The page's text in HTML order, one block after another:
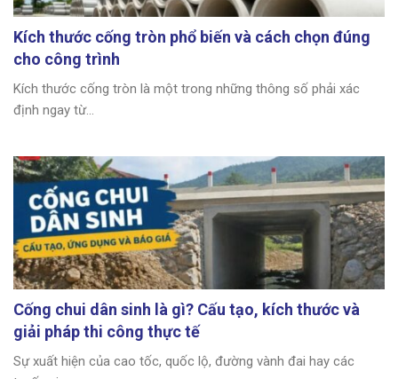
Kích thước cống tròn phổ biến và cách chọn đúng
cho công trình
Kích thước cống tròn là một trong những thông số phải xác
định ngay từ...
Cống chui dân sinh là gì? Cấu tạo, kích thước và
giải pháp thi công thực tế
Sự xuất hiện của cao tốc, quốc lộ, đường vành đai hay các